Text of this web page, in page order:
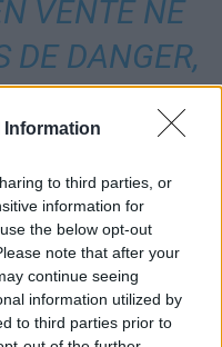
Information
to third parties, or
information for
the below opt-out
note that after your
continue seeing
information utilized by
to third parties prior to
VENTE NE
DE DANGER,
ET TEMU
LIMITÉ
indiqué avoir retiré les
avertit que rien ne
annonces.